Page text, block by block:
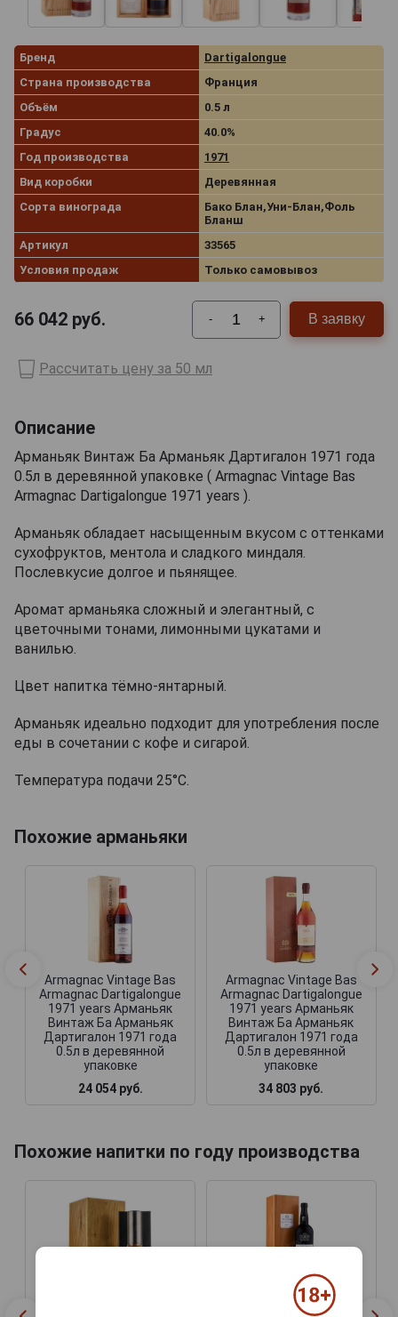
Бренд
Dartigalongue
Страна производства
Франция
Объём
0.5 л
Градус
40.0%
Год производства
1971
Вид коробки
Деревянная
Сорта винограда
Бако Блан,Уни-Блан,Фоль
Бланш
Артикул
33565
Условия продаж
Только самовывоз
66 042 руб. - + В заявку
Рассчитать цену за 50 мл
Описание
Арманьяк Винтаж Ба Арманьяк Дартигалон 1971 года
0.5л в деревянной упаковке ( Armagnac Vintage Bas
Armagnac Dartigalongue 1971 years ).
Арманьяк обладает насыщенным вкусом с оттенками
сухофруктов, ментола и сладкого миндаля.
Послевкусие долгое и пьянящее.
Аромат арманьяка сложный и элегантный, с
цветочными тонами, лимонными цукатами и
ванилью.
Цвет напитка тёмно-янтарный.
Арманьяк идеально подходит для употребления после
еды в сочетании с кофе и сигарой.
Температура подачи 25°С.
Похожие арманьяки
Armagnac Vintage Bas
Armagnac Dartigalongue
1971 years Арманьяк
Винтаж Ба Арманьяк
Дартигалон 1971 года
0.5л в деревянной
упаковке
24 054 руб.
Armagnac Vintage Bas
Armagnac Dartigalongue
1971 years Арманьяк
Винтаж Ба Арманьяк
Дартигалон 1971 года
0.5л в деревянной
упаковке
34 803 руб.
Похожие напитки по году производства